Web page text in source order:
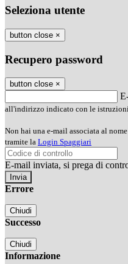
Seleziona utente
button close ×
Recupero password
button close ×
all'indirizzo indicato con le istruzioni
Non hai una e-mail associata al
tramite la Login Spaggiari
E-mail inviata, si prega di
Errore
Chiudi
Successo
Chiudi
Informazione